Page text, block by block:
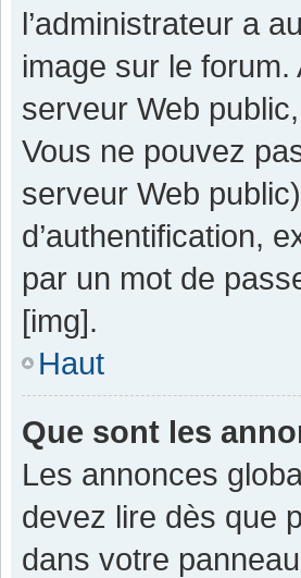
l’administrateur a
image sur le
serveur Web
Vous ne pouvez
serveur Web
d’authentification,
par un mot de
[img].
Haut
Que sont les
Les annonces
devez lire dès que
dans votre